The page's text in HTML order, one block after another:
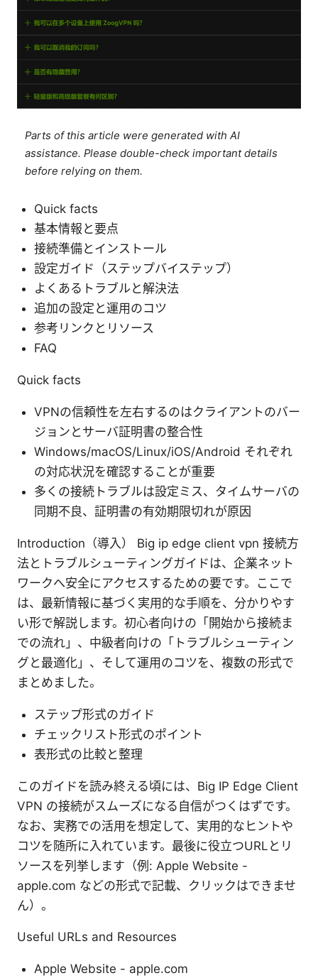
Parts of this article were generated with AI
assistance. Please double-check important details
before relying on them.
Quick facts
基本情報と要点
接続準備とインストール
設定ガイド（ステップバイステップ）
よくあるトラブルと解決法
追加の設定と運用のコツ
参考リンクとリソース
FAQ
Quick facts
VPNの信頼性を左右するのはクライアントのバー
ジョンとサーバ証明書の整合性
Windows/macOS/Linux/iOS/Android それぞれ
の対応状況を確認することが重要
多くの接続トラブルは設定ミス、タイムサーバの
同期不良、証明書の有効期限切れが原因
Introduction（導入） Big ip edge client vpn 接続方
法とトラブルシューティングガイドは、企業ネット
ワークへ安全にアクセスするための要です。ここで
は、最新情報に基づく実用的な手順を、分かりやす
い形で解説します。初心者向けの「開始から接続ま
での流れ」、中級者向けの「トラブルシューティン
グと最適化」、そして運用のコツを、複数の形式で
まとめました。
ステップ形式のガイド
チェックリスト形式のポイント
表形式の比較と整理
このガイドを読み終える頃には、Big IP Edge Client
VPN の接続がスムーズになる自信がつくはずです。
なお、実務での活用を想定して、実用的なヒントや
コツを随所に入れています。最後に役立つURLとリ
ソースを列挙します（例: Apple Website -
apple.com などの形式で記載、クリックはできませ
ん）。
Useful URLs and Resources
Apple Website - apple.com